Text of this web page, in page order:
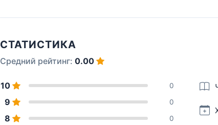
СТАТИСТИКА
Средний рейтинг: 0.00
10 0
9 0
8 0